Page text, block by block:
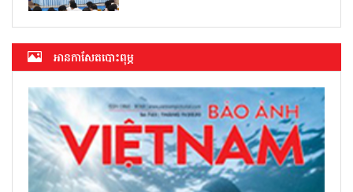
អាន​កាសែត​បោះពុម្ភ